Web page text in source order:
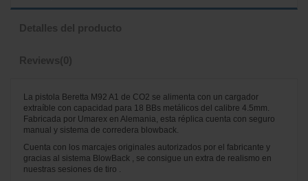
Detalles del producto
Reviews(0)
La pistola Beretta M92 A1 de CO2 se alimenta con un cargador
extraíble con capacidad para 18 BBs metálicos del calibre 4.5mm.
Fabricada por Umarex en Alemania, esta réplica cuenta con seguro
manual y sistema de corredera blowback.
Cuenta con los marcajes originales autorizados por el fabricante y
gracias al sistema BlowBack , se consigue un extra de realismo en
nuestras sesiones de tiro .